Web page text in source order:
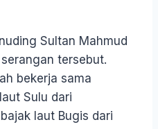
Sultan Mahmud
tersebut.
bekerja sama
Sulu dari
laut Bugis dari